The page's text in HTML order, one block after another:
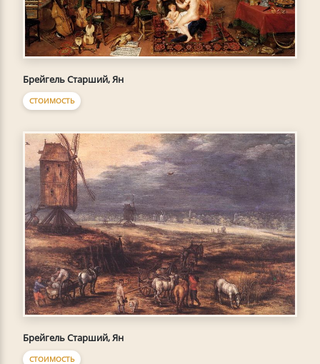
Брейгель Старший, Ян
СТОИМОСТЬ
Брейгель Старший, Ян
СТОИМОСТЬ